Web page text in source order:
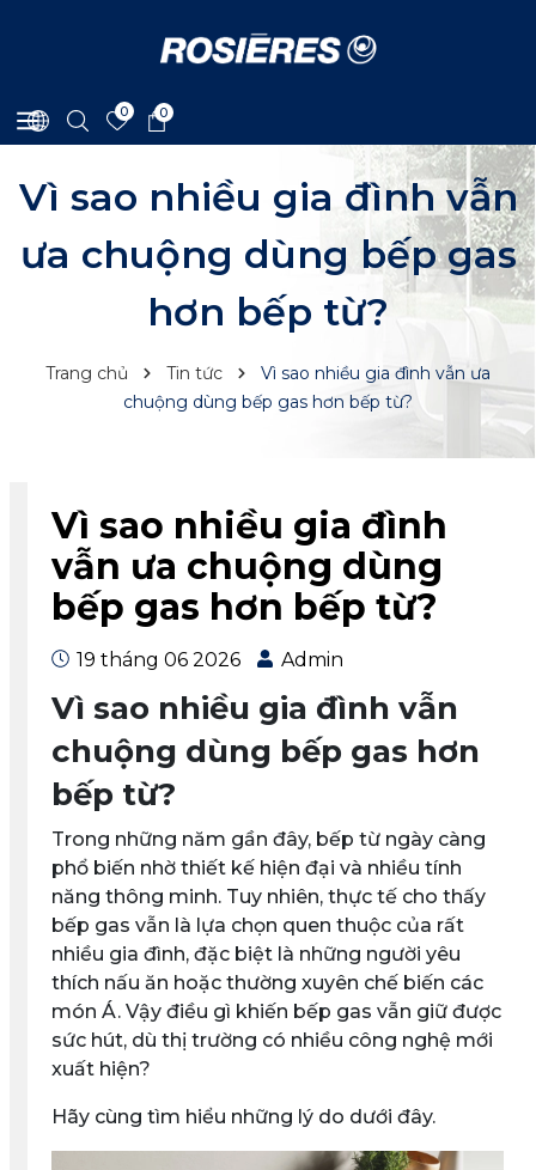
0 0
Vì sao nhiều gia đình vẫn
ưa chuộng dùng bếp gas
hơn bếp từ?
Trang chủ Tin tức
Vì sao nhiều gia đình vẫn ưa
chuộng dùng bếp gas hơn bếp từ?
Vì sao nhiều gia đình
vẫn ưa chuộng dùng
bếp gas hơn bếp từ?
19 tháng 06 2026 Admin
Vì sao nhiều gia đình vẫn
chuộng dùng bếp gas hơn
bếp từ?
Trong những năm gần đây, bếp từ ngày càng
phổ biến nhờ thiết kế hiện đại và nhiều tính
năng thông minh. Tuy nhiên, thực tế cho thấy
bếp gas vẫn là lựa chọn quen thuộc của rất
nhiều gia đình, đặc biệt là những người yêu
thích nấu ăn hoặc thường xuyên chế biến các
món Á. Vậy điều gì khiến bếp gas vẫn giữ được
sức hút, dù thị trường có nhiều công nghệ mới
xuất hiện?
Hãy cùng tìm hiểu những lý do dưới đây.